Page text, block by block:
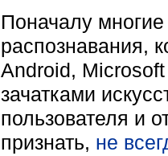
Поначалу
распознавания,
Android,
зачатками
пользователя и
признать, не